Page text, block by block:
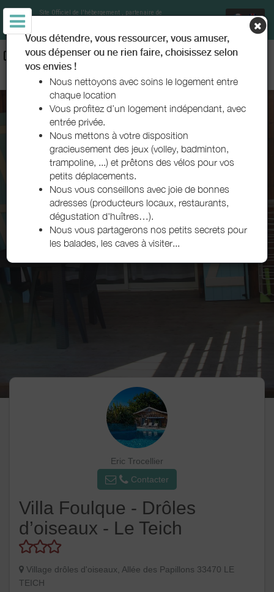
Site Officiel de l'hébergement , partenaire de
CHAMBRES D'HÔTES ET GÎTES - DRÔLES D’OISEAUX - LE TEICH
Vous détendre, vous ressourcer, vous amuser,
vous dépenser ou ne rien faire, choisissez selon
vos envies !
Nous nettoyons avec soins le logement entre
chaque location
Vous profitez d’un logement indépendant, avec
entrée privée.
Nous mettons à votre disposition
gracieusement des jeux (volley, badminton,
trampoline, ...) et prêtons des vélos pour vos
petits déplacements.
Nous vous conseillons avec joie de bonnes
adresses (producteurs locaux, restaurants,
dégustation d'huîtres…).
Nous vous partagerons nos petits secrets pour
les balades, les caves à visiter...
Eric Trocellier
Contacter
Villa Foulque - Drôles
d’oiseaux - Le Teich
Village drôles d'oiseaux, Allée des Papillons 33470 LE
TEICH